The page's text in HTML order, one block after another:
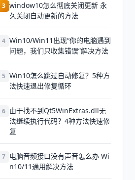
3 window10怎么彻底关闭更新 永
久关闭自动更新的方法
4 Win10/Win11出现“你的电脑遇到
问题，我们只收集错误”解决方法
5 Win10怎么跳过自动修复？5种方
法快速退出修复循环
6 由于找不到Qt5WinExtras.dll无
法继续执行代码？4种方法快速修
复
7 电脑音频接口没有声音怎么办 Wi
n10/11通用解决方法